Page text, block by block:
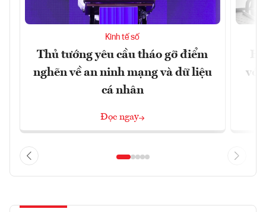
Kinh tế số
Thủ tướng yêu cầu tháo gỡ điểm
nghẽn về an ninh mạng và dữ liệu
cá nhân
Đọc ngay
với